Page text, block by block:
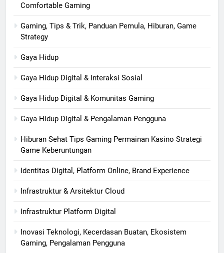
Comfortable Gaming
Gaming, Tips & Trik, Panduan Pemula, Hiburan, Game
Strategy
Gaya Hidup
Gaya Hidup Digital & Interaksi Sosial
Gaya Hidup Digital & Komunitas Gaming
Gaya Hidup Digital & Pengalaman Pengguna
Hiburan Sehat Tips Gaming Permainan Kasino Strategi
Game Keberuntungan
Identitas Digital, Platform Online, Brand Experience
Infrastruktur & Arsitektur Cloud
Infrastruktur Platform Digital
Inovasi Teknologi, Kecerdasan Buatan, Ekosistem
Gaming, Pengalaman Pengguna